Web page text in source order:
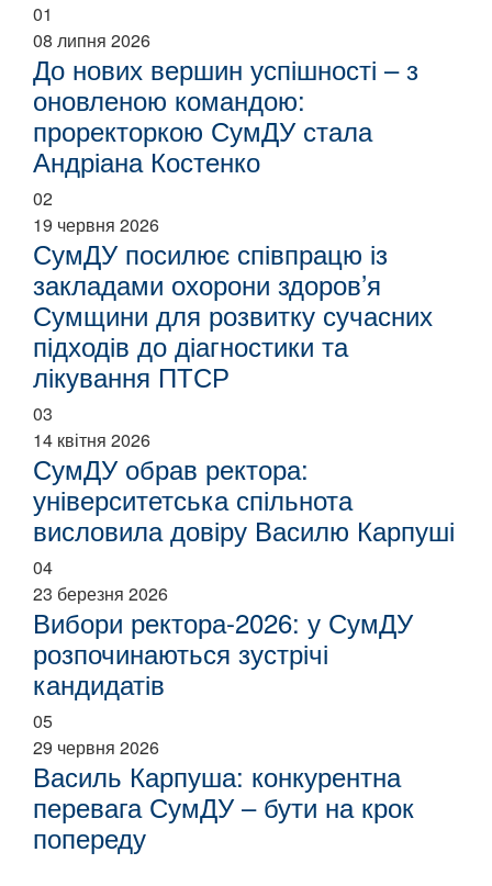
01
08 липня 2026
До нових вершин успішності – з
оновленою командою:
проректоркою СумДУ стала
Андріана Костенко
02
19 червня 2026
СумДУ посилює співпрацю із
закладами охорони здоров’я
Сумщини для розвитку сучасних
підходів до діагностики та
лікування ПТСР
03
14 квітня 2026
СумДУ обрав ректора:
університетська спільнота
висловила довіру Василю Карпуші
04
23 березня 2026
Вибори ректора-2026: у СумДУ
розпочинаються зустрічі
кандидатів
05
29 червня 2026
Василь Карпуша: конкурентна
перевага СумДУ – бути на крок
попереду